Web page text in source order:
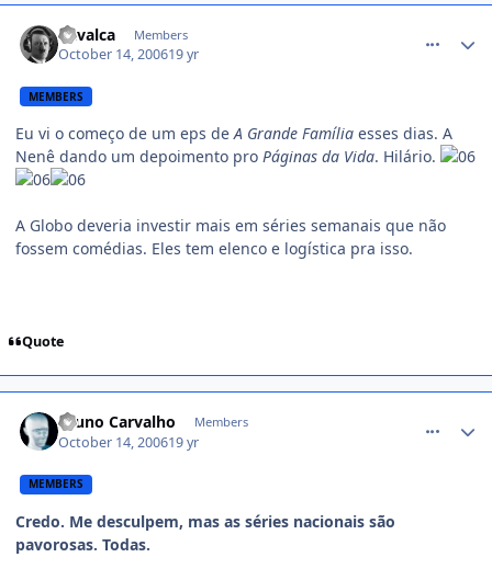
Cavalca Members
October 14, 200619 yr
MEMBERS
Eu vi o começo de um eps deA Grande Família esses dias. A
Nenê dando um depoimento pro Páginas da Vida. Hilário.
A Globo deveria investir mais em séries semanais que não
fossem comédias. Eles tem elenco e logística pra isso.
Quote
Bruno Carvalho Members
October 14, 200619 yr
MEMBERS
Credo. Me desculpem, mas as séries nacionais são
pavorosas. Todas.